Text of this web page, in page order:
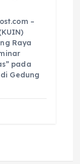
–
Raya
pada
Gedung